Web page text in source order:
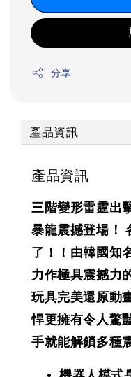
分享
產品資訊
產品資訊
三階變形雷霆出
暴龍震撼登場！
了！！由韓國知
力作極具震撼力
玩具完美還原動
悍更擁有令人驚
手就能解鎖多種